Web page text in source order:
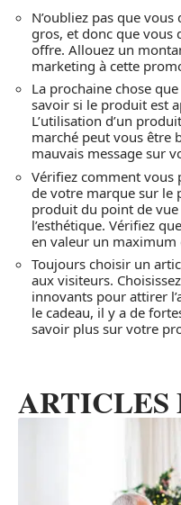
N’oubliez pas que
gros, et donc que vous
offre. Allouez un
marketing à cette
La prochaine chose
savoir si le produit est
L’utilisation d’un
marché peut vous être
mauvais message sur
Vérifiez comment vous
de votre marque sur le
produit du point de
l’esthétique. Vérifiez
en valeur un maximum
Toujours choisir un
aux visiteurs.
innovants pour attirer
le cadeau, il y a de
savoir plus sur votre
ARTICLES